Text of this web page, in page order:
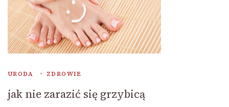
URODA ZDROWIE
jak nie zarazić się grzybicą